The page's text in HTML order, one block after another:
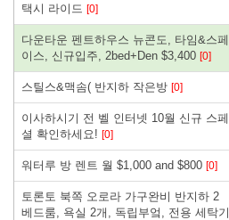
택시 라이드 [0]
다운타운 펜트하우스 뉴콘도, 타임&스페
이스, 신규입주, 2bed+Den $3,400 [0]
스틸스&맥솜( 반지하 작은방 [0]
이사하시기 전 벨 인터넷 10월 신규 스페
셜 확인하세요! [0]
워터루 방 렌트 월 $1,000 and $800 [0]
토론토 북쪽 오로라 가구완비 반지하 2
베드룸, 욕실 2개, 독립부엌, 전용 세탁기